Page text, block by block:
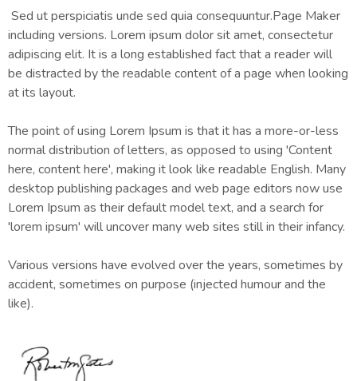
Sed ut perspiciatis unde sed quia consequuntur.Page Maker
including versions. Lorem ipsum dolor sit amet, consectetur
adipiscing elit. It is a long established fact that a reader will
be distracted by the readable content of a page when looking
at its layout.
The point of using Lorem Ipsum is that it has a more-or-less
normal distribution of letters, as opposed to using 'Content
here, content here', making it look like readable English. Many
desktop publishing packages and web page editors now use
Lorem Ipsum as their default model text, and a search for
'lorem ipsum' will uncover many web sites still in their infancy.
Various versions have evolved over the years, sometimes by
accident, sometimes on purpose (injected humour and the
like).